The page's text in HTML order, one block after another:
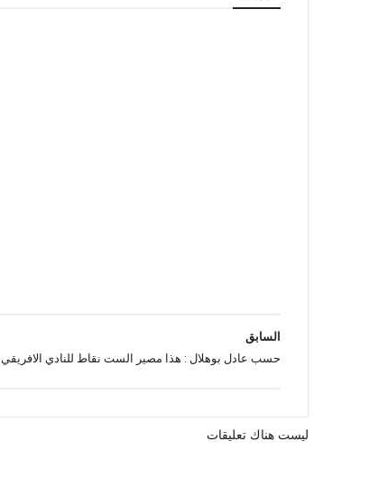
السابق
حسب عادل بوهلال : هذا مصير الست نقاط للنادي الافريقي
ليست هناك تعليقات